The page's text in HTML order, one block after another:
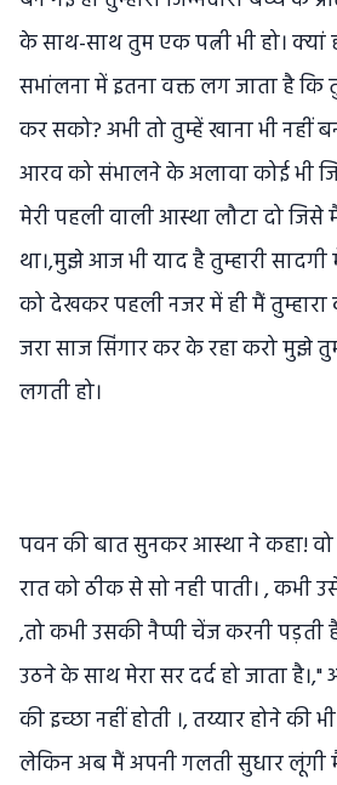
के साथ-साथ तुम एक पत्नी भी हो।
सभांलना में इतना वक्त लग जाता है
कर सको? अभी तो तुम्हें खाना भी नहीं
आरव को संभालने के अलावा कोई भी
मेरी पहली वाली आस्था लौटा दो जिसे
था।,मुझे आज भी याद है तुम्हारी
को देखकर पहली नजर में ही मैं तुम्हारा
जरा साज सिंगार कर के रहा करो मुझे
लगती हो।
पवन की बात सुनकर आस्था ने कहा!
रात को ठीक से सो नही पाती। , कभी
,तो कभी उसकी नैप्पी चेंज करनी
उठने के साथ मेरा सर दर्द हो जाता
की इच्छा नहीं होती ।, तय्यार होने की
लेकिन अब मैं अपनी गलती सुधार लूंगी